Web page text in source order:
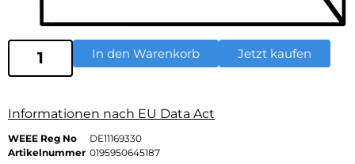
In den Warenkorb Jetzt kaufen
Informationen nach EU Data Act
WEEE Reg No
DE11169330
Artikelnummer 0195950645187